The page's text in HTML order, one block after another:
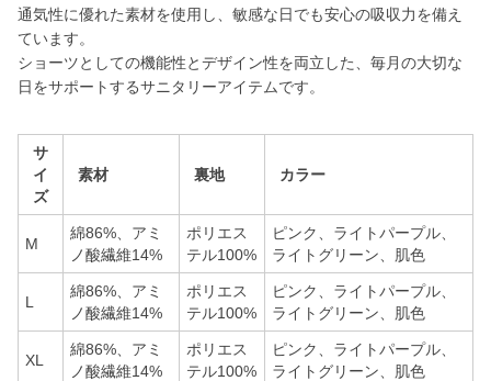
通気性に優れた素材を使用し、敏感な日でも安心の吸収力を備え
ています。
ショーツとしての機能性とデザイン性を両立した、毎月の大切な
日をサポートするサニタリーアイテムです。
サ
イ
ズ
素材 裏地 カラー
M
綿86%、アミ
ノ酸繊維14%
ポリエス
テル100%
ピンク、ライトパープル、
ライトグリーン、肌色
L
綿86%、アミ
ノ酸繊維14%
ポリエス
テル100%
ピンク、ライトパープル、
ライトグリーン、肌色
XL
綿86%、アミ
ノ酸繊維14%
ポリエス
テル100%
ピンク、ライトパープル、
ライトグリーン、肌色